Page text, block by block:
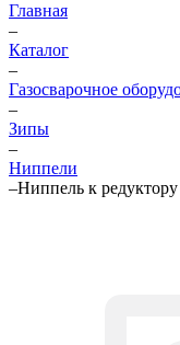
Главная
–
Каталог
–
Газосварочное
–
Зипы
–
Ниппели
–Ниппель к